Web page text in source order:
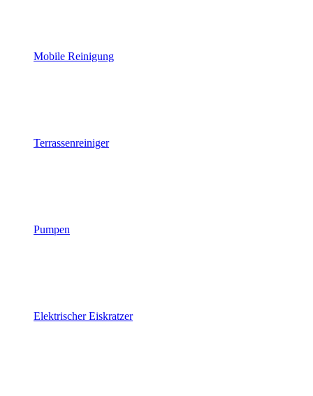
Mobile Reinigung
Terrassenreiniger
Pumpen
Elektrischer Eiskratzer